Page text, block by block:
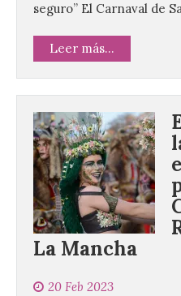
seguro” El Carnaval de
Leer más...
La Mancha
20 Feb 2023